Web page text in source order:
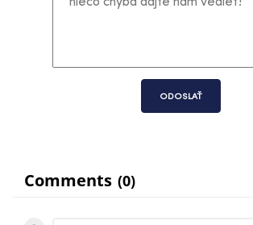
ODOSLAŤ